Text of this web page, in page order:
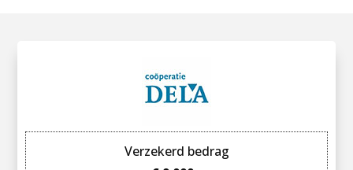
Verzekerd bedrag